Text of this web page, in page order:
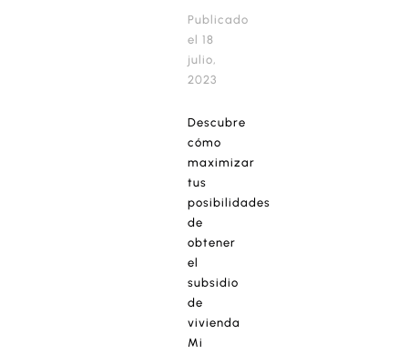
Publicado
el 18
julio,
2023
Descubre
cómo
maximizar
tus
posibilidades
de
obtener
el
subsidio
de
vivienda
Mi